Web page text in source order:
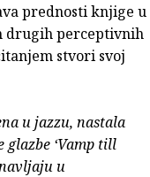
prednosti knjige u
drugih perceptivnih
stvori svoj
u jazzu, nastala
‘Vamp till
u